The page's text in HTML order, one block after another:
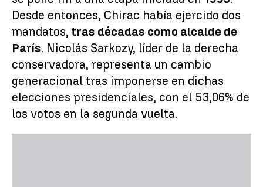
Desde entonces, Chirac había ejercido dos
mandatos, tras décadas como alcalde de
París. Nicolás Sarkozy, líder de la derecha
conservadora, representa un cambio
generacional tras imponerse en dichas
elecciones presidenciales, con el 53,06% de
los votos en la segunda vuelta.